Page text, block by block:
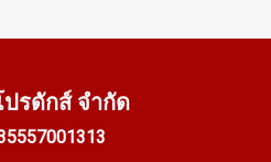
รดักส์ จำกัด